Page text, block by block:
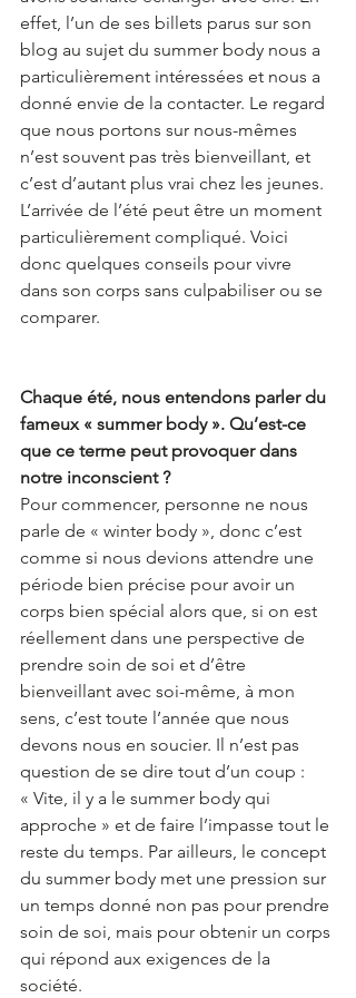
effet, l’un de ses billets parus sur son
blog au sujet du summer body nous a
particulièrement intéressées et nous a
donné envie de la contacter. Le regard
que nous portons sur nous-mêmes
n’est souvent pas très bienveillant, et
c’est d’autant plus vrai chez les jeunes.
L’arrivée de l’été peut être un moment
particulièrement compliqué. Voici
donc quelques conseils pour vivre
dans son corps sans culpabiliser ou se
comparer.
Chaque été, nous entendons parler du
fameux « summer body ». Qu’est-ce
que ce terme peut provoquer dans
notre inconscient ?
Pour commencer, personne ne nous
parle de « winter body », donc c’est
comme si nous devions attendre une
période bien précise pour avoir un
corps bien spécial alors que, si on est
réellement dans une perspective de
prendre soin de soi et d’être
bienveillant avec soi-même, à mon
sens, c’est toute l’année que nous
devons nous en soucier. Il n’est pas
question de se dire tout d’un coup :
« Vite, il y a le summer body qui
approche » et de faire l’impasse tout le
reste du temps. Par ailleurs, le concept
du summer body met une pression sur
un temps donné non pas pour prendre
soin de soi, mais pour obtenir un corps
qui répond aux exigences de la
société.